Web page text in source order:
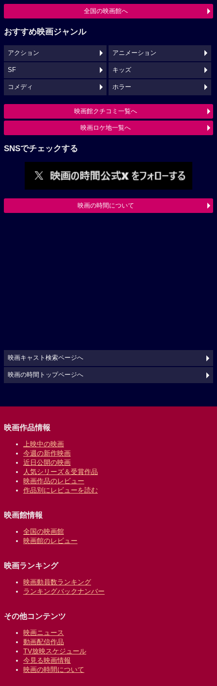
全国の映画館へ
おすすめ映画ジャンル
アクション アニメーション
SF キッズ
コメディ ホラー
映画館クチコミ一覧へ
映画ロケ地一覧へ
SNSでチェックする
映画の時間について
映画キャスト検索ページへ
映画の時間トップページへ
映画作品情報
上映中の映画
今週の新作映画
近日公開の映画
人気シリーズ＆受賞作品
映画作品のレビュー
作品別にレビューを読む
映画館情報
全国の映画館
映画館のレビュー
映画ランキング
映画動員数ランキング
ランキングバックナンバー
その他コンテンツ
映画ニュース
動画配信作品
TV放映スケジュール
今見る映画情報
映画の時間について